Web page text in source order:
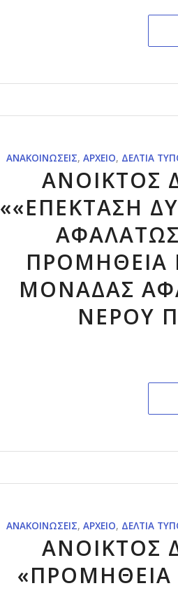
ΑΝΑΚΟΙΝΏΣΕΙΣ, ΑΡΧΕΊΟ, ΔΕΛΤΊΑ
ΑΝΟΙΚΤΟΣ
««ΕΠΕΚΤΑΣΗ
ΠΡΟΜΗΘΕΙΑ
ΜΟΝΑΔΑΣ
ΝΕΡΟΥ
ΑΝΑΚΟΙΝΏΣΕΙΣ, ΑΡΧΕΊΟ, ΔΕΛΤΊΑ
ΑΝΟΙΚΤΟΣ